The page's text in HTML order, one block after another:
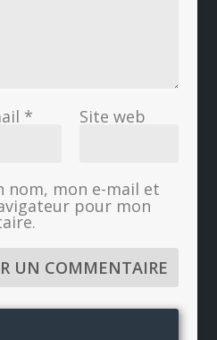
* Site web
nom, mon e-mail et
pour mon